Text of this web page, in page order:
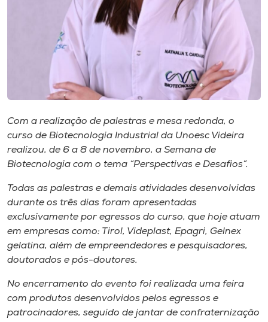
A+
A-
Com a realização de palestras e mesa redonda, o
curso de Biotecnologia Industrial da Unoesc Videira
realizou, de 6 a 8 de novembro, a Semana de
Biotecnologia com o tema “Perspectivas e Desafios”.
Todas as palestras e demais atividades desenvolvidas
durante os três dias foram apresentadas
exclusivamente por egressos do curso, que hoje atuam
em empresas como: Tirol, Videplast, Epagri, Gelnex
gelatina, além de empreendedores e pesquisadores,
doutorados e pós-doutores.
No encerramento do evento foi realizada uma feira
com produtos desenvolvidos pelos egressos e
patrocinadores, seguido de jantar de confraternização